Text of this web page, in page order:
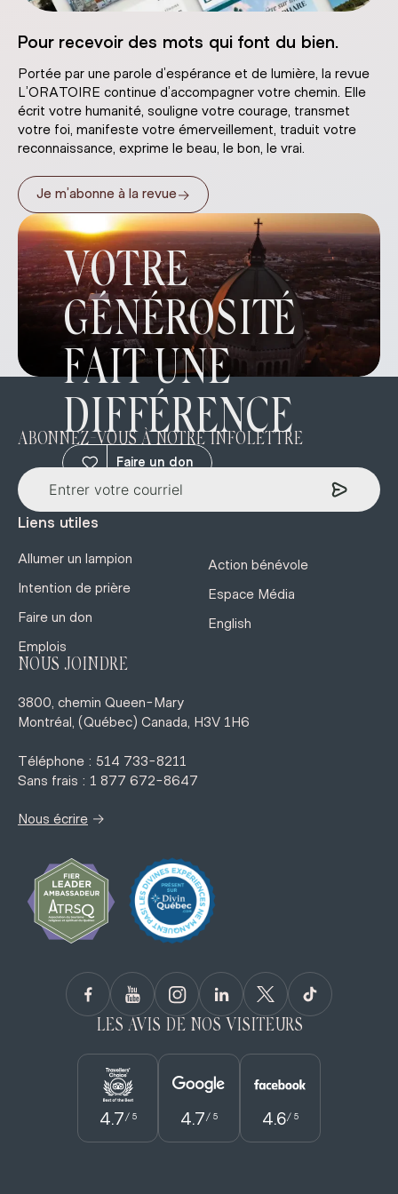
Pour recevoir des mots qui font du bien.
Portée par une parole d’espérance et de lumière, la revue
L’ORATOIRE continue d’accompagner votre chemin. Elle
écrit votre humanité, souligne votre courage, transmet
votre foi, manifeste votre émerveillement, traduit votre
reconnaissance, exprime le beau, le bon, le vrai.
Je m’abonne à la revue→
VOTRE
GÉNÉROSITÉ
FAIT UNE
DIFFÉRENCE
Faire un don
ABONNEZ-VOUS À NOTRE INFOLETTRE
Liens utiles
Allumer un lampion
Intention de prière
Faire un don
Emplois
Action bénévole
Espace Média
English
LES AVIS DE NOS VISITEURS
4.7 / 5 4.7 / 5 4.6/ 5
NOUS JOINDRE
3800, chemin Queen-Mary
Montréal, (Québec) Canada, H3V 1H6
Téléphone : 514 733-8211
Sans frais : 1 877 672-8647
Nous écrire →